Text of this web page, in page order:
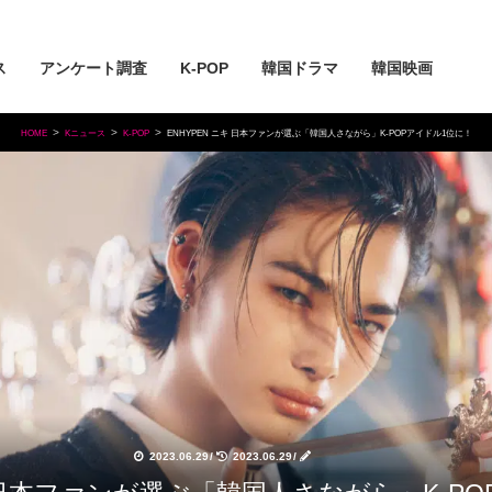
アンケート調査 K-POP 韓国ドラマ 韓国映画
HOME Kニュース K-POP ENHYPEN ニキ 日本ファンが選ぶ「韓国人さながら」K-POPアイドル1位に！
2023.06.29/ 2023.06.29/